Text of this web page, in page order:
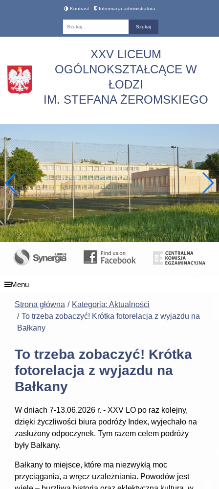
Kontrast Informacja administratora
XXV LICEUM
OGÓLNOKSZTAŁCĄCE W
ŁODZI
IM. STEFANA ŻEROMSKIEGO
Menu
Strona główna
Kategoria: Aktualności
To trzeba zobaczyć! Krótka fotorelacja z wyjazdu na
Bałkany
To trzeba zobaczyć! Krótka
fotorelacja z wyjazdu na
Bałkany
W dniach 7-13.06.2026 r. - XXV LO po raz kolejny,
dzięki życzliwości biura podróży Index, wyjechało na
zasłużony odpoczynek. Tym razem celem podróży
były Bałkany.
Bałkany to miejsce, które ma niezwykłą moc
przyciągania, a wręcz uzależniania. Powodów jest